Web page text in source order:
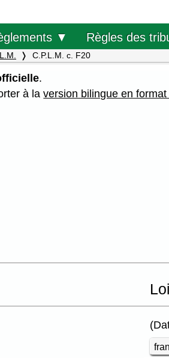
▼ Règles des
C.P.L.M. c. F20
.
à laversion bilingue en format